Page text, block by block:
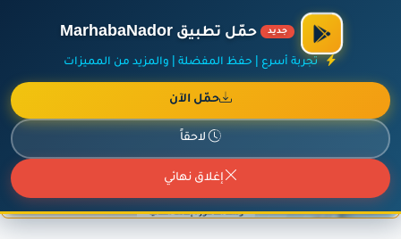
أضف نشاطك مجاناً
جديد حمّل تطبيق MarhabaNador
تجربة أسرع | حفظ المفضلة | والمزيد من المميزات
حمّل الآن
لاحقاً
إغلاق نهائي
إعلان ممول المزيد حول هذا الإعلان